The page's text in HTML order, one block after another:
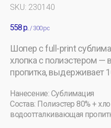
SKU: 230140
558р. / 300 pc
Шопер с full-print
хлопка с полиэстером —
пропитка, выдерживает
Нанесение: Сублимация
Состав: Полиэстер 80% +
водоотталкивающая